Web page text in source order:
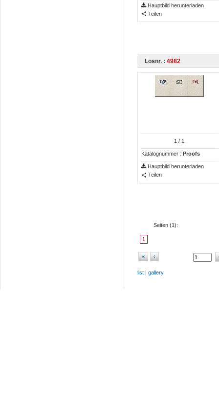
Hauptbild herunterladen
Teilen
Losnr. : 4982
1 / 1
Katalognummer : Proofs
Hauptbild herunterladen
Teilen
Seiten (1):
1
« ‹
list | gallery